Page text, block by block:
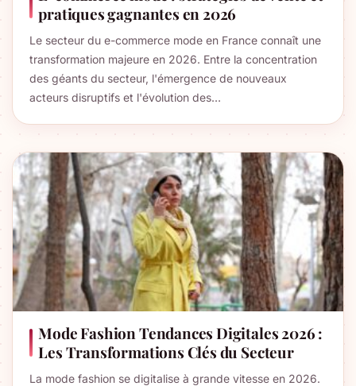
pratiques gagnantes en 2026
Le secteur du e-commerce mode en France connaît une
transformation majeure en 2026. Entre la concentration
des géants du secteur, l'émergence de nouveaux
acteurs disruptifs et l'évolution des…
Mode Fashion Tendances Digitales 2026 :
Les Transformations Clés du Secteur
La mode fashion se digitalise à grande vitesse en 2026.